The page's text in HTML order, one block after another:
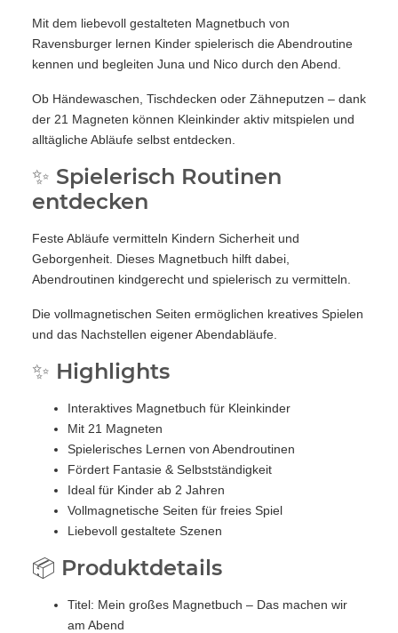
Mit dem liebevoll gestalteten Magnetbuch von
Ravensburger lernen Kinder spielerisch die Abendroutine
kennen und begleiten Juna und Nico durch den Abend.
Ob Händewaschen, Tischdecken oder Zähneputzen – dank
der 21 Magneten können Kleinkinder aktiv mitspielen und
alltägliche Abläufe selbst entdecken.
✨ Spielerisch Routinen
entdecken
Feste Abläufe vermitteln Kindern Sicherheit und
Geborgenheit. Dieses Magnetbuch hilft dabei,
Abendroutinen kindgerecht und spielerisch zu vermitteln.
Die vollmagnetischen Seiten ermöglichen kreatives Spielen
und das Nachstellen eigener Abendabläufe.
✨ Highlights
Interaktives Magnetbuch für Kleinkinder
Mit 21 Magneten
Spielerisches Lernen von Abendroutinen
Fördert Fantasie & Selbstständigkeit
Ideal für Kinder ab 2 Jahren
Vollmagnetische Seiten für freies Spiel
Liebevoll gestaltete Szenen
📦 Produktdetails
Titel: Mein großes Magnetbuch – Das machen wir
am Abend